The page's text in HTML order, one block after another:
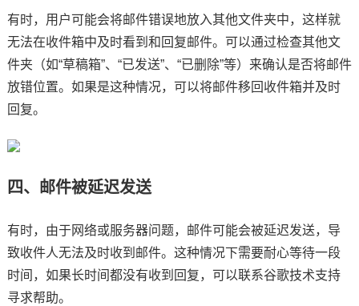
有时，用户可能会将邮件错误地放入其他文件夹中，这样就
无法在收件箱中及时看到和回复邮件。可以通过检查其他文
件夹（如“草稿箱”、“已发送”、“已删除”等）来确认是否将邮件
放错位置。如果是这种情况，可以将邮件移回收件箱并及时
回复。
四、邮件被延迟发送
有时，由于网络或服务器问题，邮件可能会被延迟发送，导
致收件人无法及时收到邮件。这种情况下需要耐心等待一段
时间，如果长时间都没有收到回复，可以联系谷歌技术支持
寻求帮助。